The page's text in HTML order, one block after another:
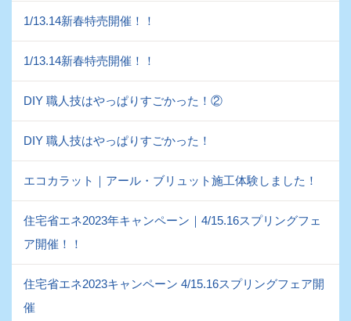
1/13.14新春特売開催！！
1/13.14新春特売開催！！
DIY 職人技はやっぱりすごかった！②
DIY 職人技はやっぱりすごかった！
エコカラット｜アール・ブリュット施工体験しました！
住宅省エネ2023年キャンペーン｜4/15.16スプリングフェ
ア開催！！
住宅省エネ2023キャンペーン 4/15.16スプリングフェア開
催